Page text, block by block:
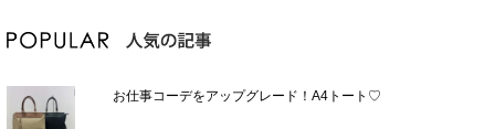
お仕事コーデをアップグレード！A4トート♡